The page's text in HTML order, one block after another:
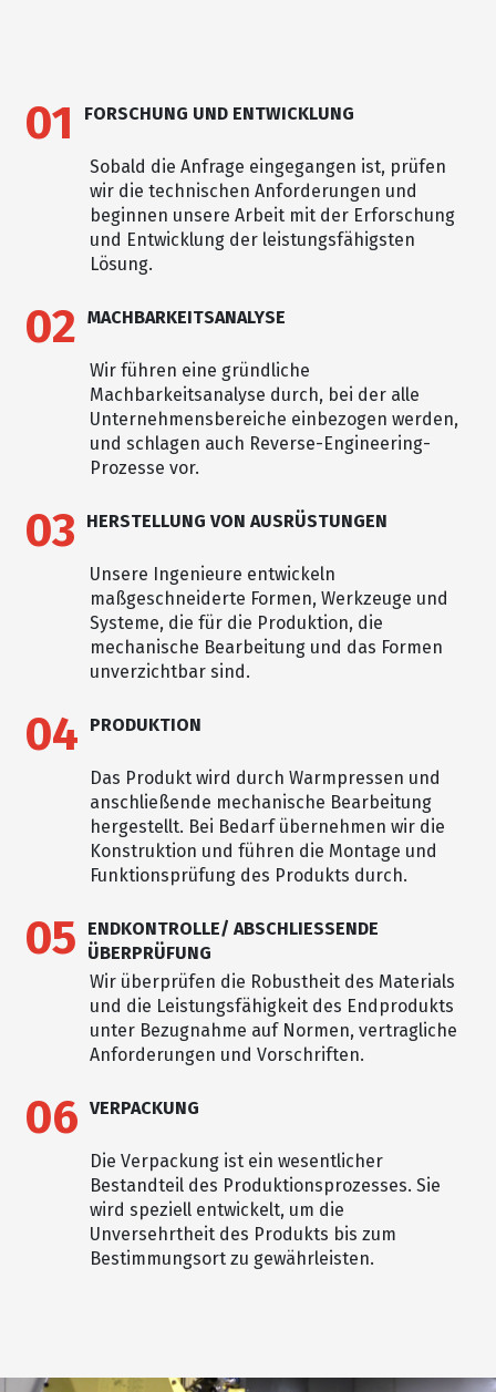
01 FORSCHUNG UND ENTWICKLUNG
Sobald die Anfrage eingegangen ist, prüfen
wir die technischen Anforderungen und
beginnen unsere Arbeit mit der Erforschung
und Entwicklung der leistungsfähigsten
Lösung.
02 MACHBARKEITSANALYSE
Wir führen eine gründliche
Machbarkeitsanalyse durch, bei der alle
Unternehmensbereiche einbezogen werden,
und schlagen auch Reverse-Engineering-
Prozesse vor.
03 HERSTELLUNG VON AUSRÜSTUNGEN
Unsere Ingenieure entwickeln
maßgeschneiderte Formen, Werkzeuge und
Systeme, die für die Produktion, die
mechanische Bearbeitung und das Formen
unverzichtbar sind.
04 PRODUKTION
Das Produkt wird durch Warmpressen und
anschließende mechanische Bearbeitung
hergestellt. Bei Bedarf übernehmen wir die
Konstruktion und führen die Montage und
Funktionsprüfung des Produkts durch.
05
ENDKONTROLLE/ ABSCHLIESSENDE
ÜBERPRÜFUNG
Wir überprüfen die Robustheit des Materials
und die Leistungsfähigkeit des Endprodukts
unter Bezugnahme auf Normen, vertragliche
Anforderungen und Vorschriften.
06 VERPACKUNG
Die Verpackung ist ein wesentlicher
Bestandteil des Produktionsprozesses. Sie
wird speziell entwickelt, um die
Unversehrtheit des Produkts bis zum
Bestimmungsort zu gewährleisten.